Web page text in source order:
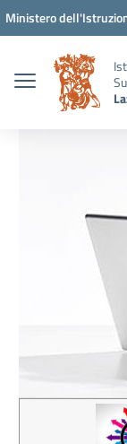
Vai ai contenuti
Vai al menu di
Vai al footer
Ministero